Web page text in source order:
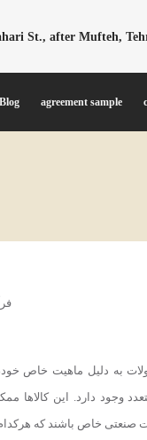
St., after Mufteh,
Blog agreement sample
به دلیل ماهیت خاص
وجود دارد. این کالاها